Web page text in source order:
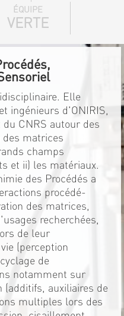
ÉQUIPE
VERTE
Elle
ingénieurs d'ONIRIS,
CNRS autour des
matrices
champs
et ii) les matériaux.
des Procédés a
procédé-
des matrices,
recherchées,
de leur
(perception
de
notamment sur
auxiliaires de
multiples lors des